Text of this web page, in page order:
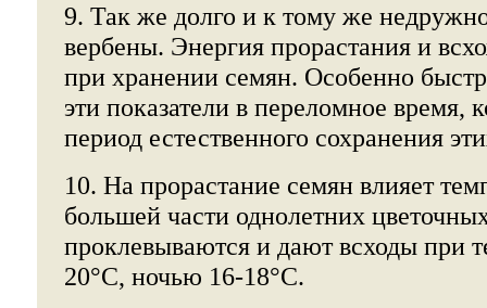
9. Так же долго и к тому же
вербены. Энергия прорастания и
при хранении семян. Особенно
эти показатели в переломное время,
период естественного сохранения
10. На прорастание семян влияет
большей части однолетних
проклевываются и дают всходы при
20°С, ночью 16-18°С.